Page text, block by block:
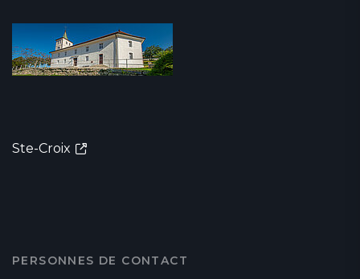
Ste-Croix
PERSONNES DE CONTACT